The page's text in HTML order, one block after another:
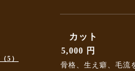
カット
5,000 円
骨格、生え癖、毛流
5）